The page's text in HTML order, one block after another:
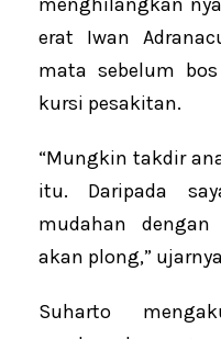
erat Iwan
mata sebelum
kursi pesakitan.
“Mungkin takdir
itu. Daripada
mudahan
akan plong,”
Suharto